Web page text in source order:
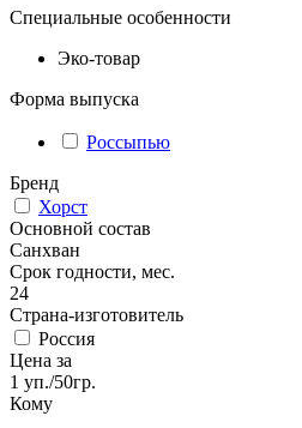
Специальные особенности
Эко-товар
Форма выпуска
Россыпью
Бренд
Хорст
Основной состав
Санхван
Срок годности, мес.
24
Страна-изготовитель
Россия
Цена за
1 уп./50гр.
Кому